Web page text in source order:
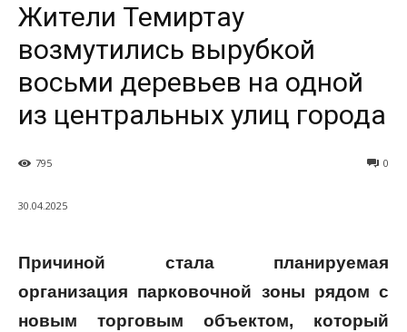
Жители Темиртау
возмутились вырубкой
восьми деревьев на одной
из центральных улиц города
0
795
30.04.2025
Причиной стала планируемая
организация парковочной зоны рядом с
новым торговым объектом, который